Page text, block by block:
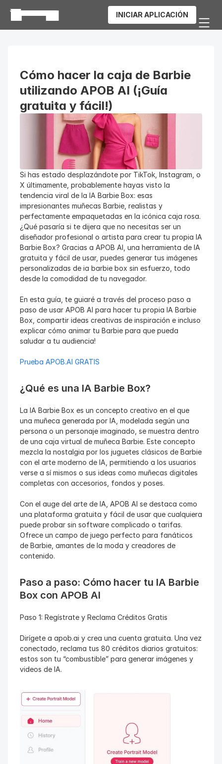
INICIAR APLICACIÓN
Cómo hacer la caja de Barbie
utilizando APOB AI (¡Guía
gratuita y fácil!)
Si has estado desplazándote por TikTok, Instagram, o
X últimamente, probablemente hayas visto la
tendencia viral de la IA Barbie Box: esas
impresionantes muñecas Barbie, realistas y
perfectamente empaquetadas en la icónica caja rosa.
¿Qué pasaría si te dijera que no necesitas ser un
diseñador profesional o artista para crear tu propia IA
Barbie Box? Gracias a APOB AI, una herramienta de IA
gratuita y fácil de usar, puedes generar tus imágenes
personalizadas de ia barbie box sin esfuerzo, todo
desde la comodidad de tu navegador.
En esta guía, te guiaré a través del proceso paso a
paso de usar APOB AI para hacer tu propia IA Barbie
Box, compartir ideas creativas de inspiración e incluso
explicar cómo animar tu Barbie para que pueda
saludar a tu audiencia!
Prueba APOB.AI GRATIS
¿Qué es una IA Barbie Box?
La IA Barbie Box es un concepto creativo en el que
una muñeca generada por IA, modelada según una
persona o un personaje imaginado, se muestra dentro
de una caja virtual de muñeca Barbie. Este concepto
mezcla la nostalgia por los juguetes clásicos de Barbie
con el arte moderno de IA, permitiendo a los usuarios
verse a sí mismos o sus ideas como muñecas digitales
completas con accesorios, fondos y poses.
Con el auge del arte de IA, APOB AI se destaca como
una plataforma gratuita y fácil de usar que cualquiera
puede probar sin software complicado o tarifas.
Ofrece un campo de juego perfecto para fanáticos
de Barbie, amantes de la moda y creadores de
contenido.
Paso a paso: Cómo hacer tu IA Barbie
Box con APOB AI
Paso 1: Regístrate y Reclama Créditos Gratis
Dirígete a apob.ai y crea una cuenta gratuita. Una vez
conectado, reclama tus 80 créditos diarios gratuitos:
estos son tu “combustible” para generar imágenes y
videos de IA.